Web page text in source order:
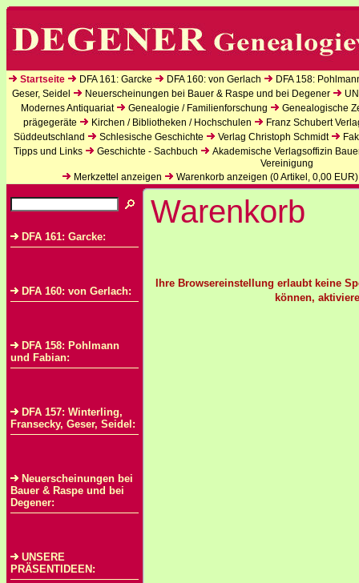
Startseite DFA 161: Garcke DFA 160: von Gerlach
DFA 158:
Geser, Seidel
Neuerscheinungen bei Bauer & Raspe und bei Degener
Modernes Antiquariat
Genealogie / Familienforschung
Genealogische
prägegeräte
Kirchen / Bibliotheken / Hochschulen
Franz Schubert
Süddeutschland
Schlesische Geschichte Verlag Christoph Schmidt
Tipps und Links
Geschichte - Sachbuch
Akademische Verlagsoffizin
Vereinigung
Merkzettel anzeigen
Warenkorb anzeigen (0Artikel, 0,00 EUR)
DFA 161: Garcke:
DFA 160: von Gerlach:
DFA 158: Pohlmann
und Fabian:
DFA 157: Winterling,
Fransecky, Geser, Seidel:
Neuerscheinungen bei
Bauer & Raspe und bei
Degener:
UNSERE
PRÄSENTIDEEN:
Warenkorb
Ihre Browsereinstellung erlaubt keine
können,